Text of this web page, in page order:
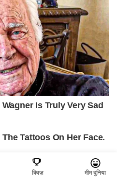
क्विज़ मीम दुनिया